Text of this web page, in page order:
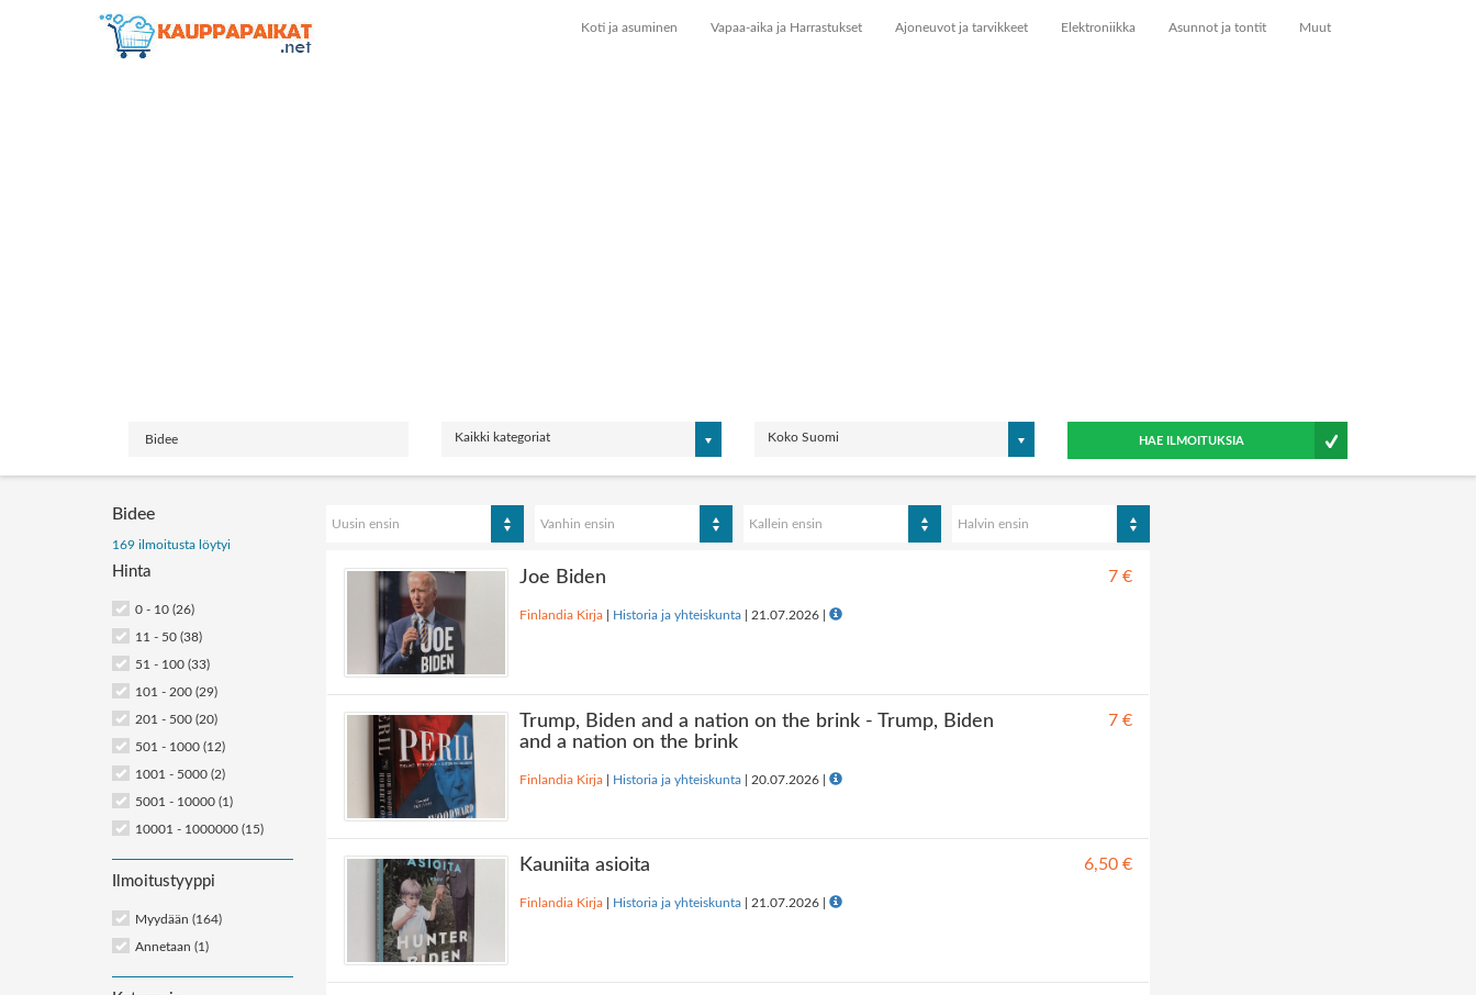
Koti ja asuminen Vapaa-aika ja Harrastukset Ajoneuvot ja tarvikkeet Elektroniikka Asunnot ja tontit Muut
Kaikki kategoriat Koko Suomi HAE ILMOITUKSIA
Bidee
169 ilmoitusta löytyi
Hinta
0 - 10 (26)
11 - 50 (38)
51 - 100 (33)
101 - 200 (29)
201 - 500 (20)
501 - 1000 (12)
1001 - 5000 (2)
5001 - 10000 (1)
10001 - 1000000 (15)
Ilmoitustyyppi
Myydään (164)
Annetaan (1)
Järjestä
ilmoitukset:
Uusin ensin Vanhin ensin Kallein ensin Halvin ensin
Joe Biden 7 €
Finlandia Kirja Historia ja yhteiskunta 21.07.2026
Trump, Biden and a nation on the brink - Trump, Biden
and a nation on the brink
7 €
Finlandia Kirja Historia ja yhteiskunta 20.07.2026
Kauniita asioita 6,50 €
Finlandia Kirja Historia ja yhteiskunta 21.07.2026